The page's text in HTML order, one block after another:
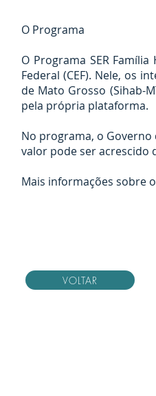
O Programa
O Programa SER
Federal (CEF). Nele, os
de Mato Grosso (Sihab-
pela própria plataforma.
No programa, o
valor pode ser acrescido
Mais informações sobre
VOLTAR